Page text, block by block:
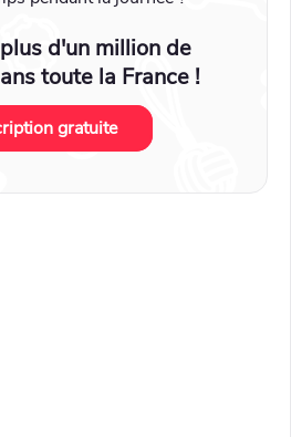
d'un million de
toute la France !
gratuite